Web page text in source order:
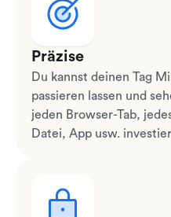
Präzise
Du kannst deinen Tag
passieren lassen und
jeden Browser-Tab,
Datei, App usw.